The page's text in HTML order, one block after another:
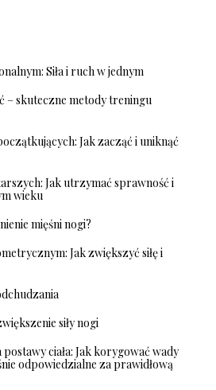
Siła i ruch w jednym
– skuteczne metody treningu
Jak zacząć i uniknąć
Jak utrzymać sprawność i
wieku
mięśni nogi?
Jak zwiększyć siłę i
siły nogi
ciała: Jak korygować wady
odpowiedzialne za prawidłową